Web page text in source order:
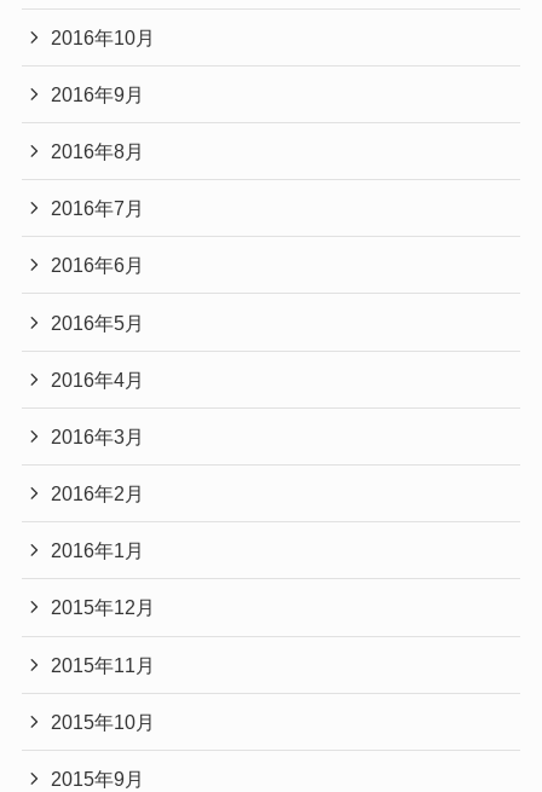
2016年10月
2016年9月
2016年8月
2016年7月
2016年6月
2016年5月
2016年4月
2016年3月
2016年2月
2016年1月
2015年12月
2015年11月
2015年10月
2015年9月